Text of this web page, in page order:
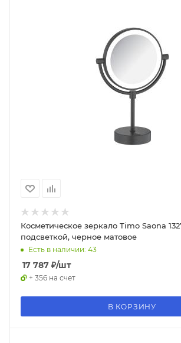
Косметическое зеркало Timo Saona
подсветкой, черное матовое
Есть в наличии: 43
17 787 ₽/шт
+ 356 на счет
В КОРЗИНУ